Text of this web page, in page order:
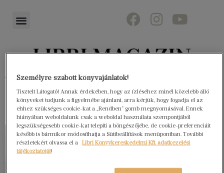
Könyvektől az olvasókig
Személyre szabott könyvajánlatok!
Tisztelt Látogató! Annak érdekében, hogy az ízléséhez minél közelebb álló
könyveket tudjunk a figyelmébe ajánlani, arra kérjük, hogy fogadja el az
ehhez szükséges cookie-kat a „Rendben” gomb megnyomásával. Ennek
hiányában weboldalunk csak a weboldal használata szempontjából
legszükségesebb cookie-kat telepíti a böngészőjébe, de cookie-preferenciáit
később is bármikor módosíthatja a Sütibeállítások menüpontban. További
részletekért olvassa el a
Libri Könyvkereskedelmi Kft. adatkezelési
tájékoztatóját!